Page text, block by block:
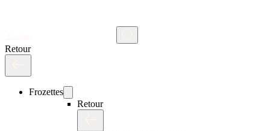
Retour
Frozettes
Retour